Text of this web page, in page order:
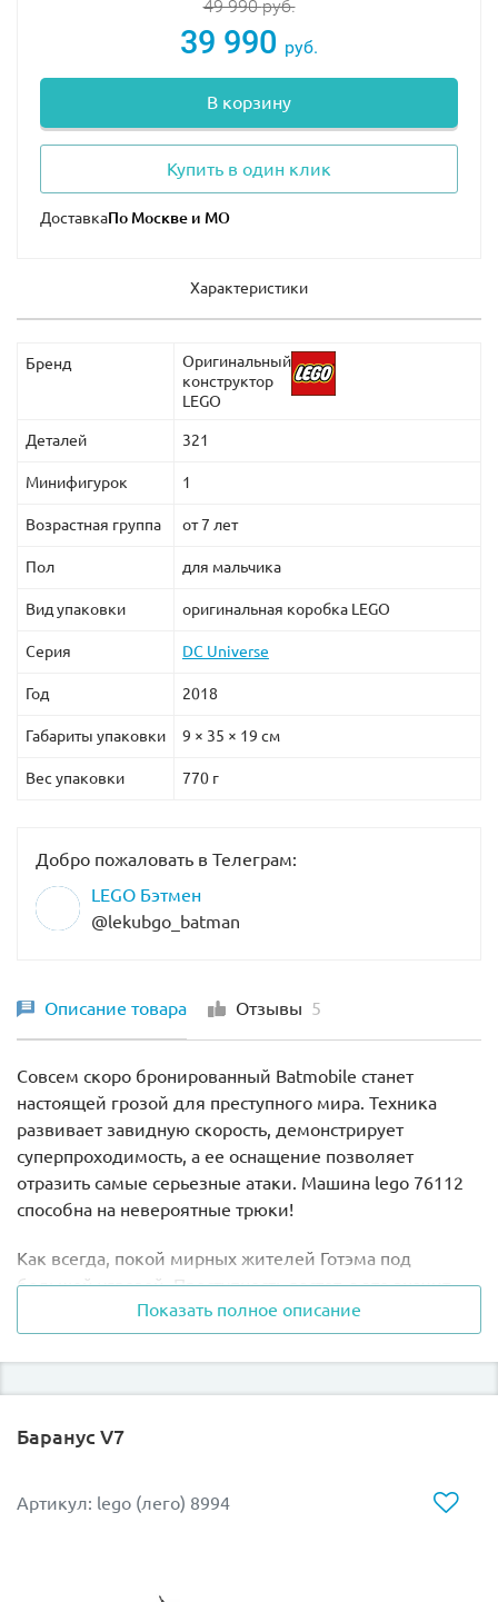
49 990руб.
39 990 руб.
В корзину
Купить в один клик
Доставка
Характеристики
Бренд
Оригинальный
конструктор
LEGO
Деталей 321
Минифигурок 1
Возрастная группа от 7 лет
Пол для мальчика
Вид упаковки оригинальная коробка LEGO
Серия DC Universe
Год 2018
Габариты упаковки 9 × 35 × 19 см
Вес упаковки 770 г
Добро пожаловать в Телеграм:
LEGO Бэтмен
@lekubgo_batman
Описание товара Отзывы 5
Совсем скоро бронированный Batmobile станет
настоящей грозой для преступного мира. Техника
развивает завидную скорость, демонстрирует
суперпроходимость, а ее оснащение позволяет
отразить самые серьезные атаки. Машина lego 76112
способна на невероятные трюки!
Как всегда, покой мирных жителей Готэма под
большой угрозой. Преступность растет, а это значит,
Бэтмену не до сна. Оказаться на предполагаемом
месте преступления раньше, чем произойдет
злодеяние, Темному Рыцарю помогает новый
Бэтмобиль. Этот вездеход Лего 76112 купить захотят
моторизированной техники.
Особенность полноприводного автомобиля – это 2
Показать полное описание
Баранус V7
Артикул: lego (лего) 8994